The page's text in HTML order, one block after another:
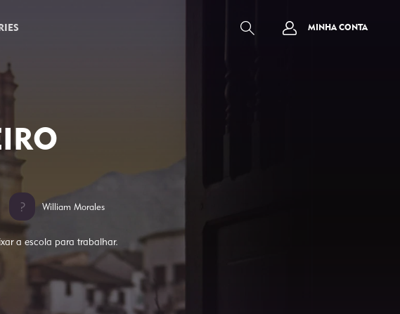
MINHA CONTA
William Morales
a escola para trabalhar.